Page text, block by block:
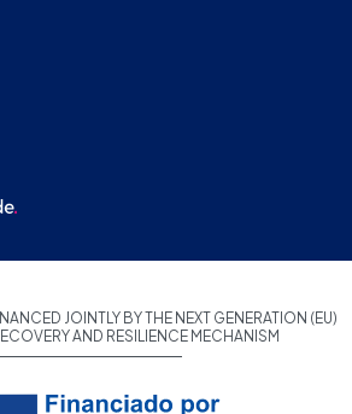
JOINTLY BY THE NEXT GENERATION (EU)
AND RESILIENCE MECHANISM